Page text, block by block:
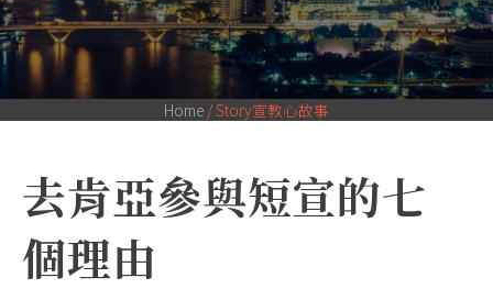
Home /Story宣教心故事
去肯亞參與短宣的七
個理由